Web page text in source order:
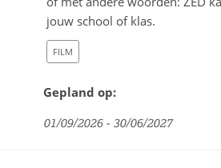
jouw school of klas.
FILM
Gepland op:
01/09/2026 - 30/06/2027